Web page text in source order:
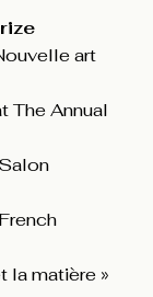
art
The Annual
French
la matière »